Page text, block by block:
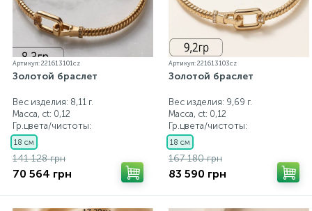
Артикул: 221613101cz
Золотой браслет
Вес изделия: 8,11 г.
Масса, ct: 0,12
Гр.цвета/чистоты:
18 см
141 128 грн
70 564 грн
Артикул: 221613103cz
Золотой браслет
Вес изделия: 9,69 г.
Масса, ct: 0,12
Гр.цвета/чистоты:
18 см
167 180 грн
83 590 грн